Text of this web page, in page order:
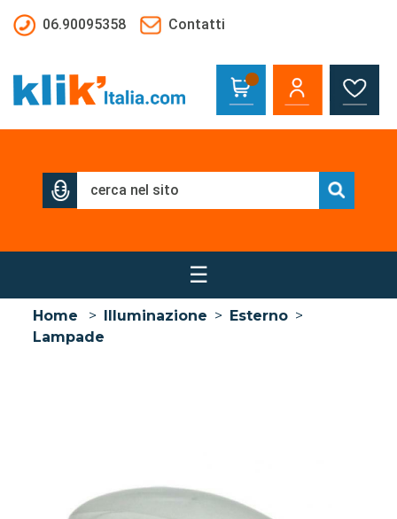
06.90095358
Contatti
☰
Home > Illuminazione > Esterno >
Lampade